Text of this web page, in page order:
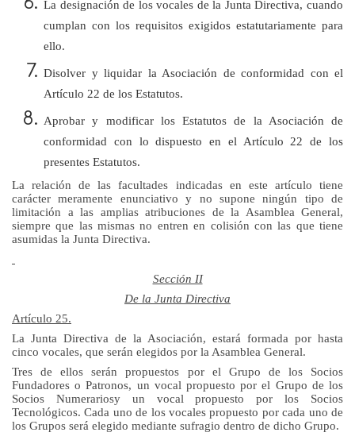
La designación de los vocales dela Junta Directiva, cuando
cumplan con los requisitos exigidos estatutariamente para
ello.
Disolver y liquidar la Asociación de conformidad con el
Artículo 22 de los Estatutos.
Aprobar y modificar los Estatutos de la Asociación de
conformidad con lo dispuesto en el Artículo 22 de los
presentes Estatutos.
La relación de las facultades indicadas en este artículo tiene
carácter meramente enunciativo y no supone ningún tipo de
limitación a las amplias atribuciones de la Asamblea General,
siempre que las mismas no entren en colisión con las que tiene
asumidas la Junta Directiva.
Sección II
De la Junta Directiva
Artículo 25.
La Junta Directiva de la Asociación, estará formada por hasta
cinco vocales, que serán elegidos por la Asamblea General.
Tres de ellos serán propuestos por el Grupo de los Socios
Fundadores o Patronos, un vocal propuesto por el Grupo de los
Socios Numerariosy un vocal propuesto por los Socios
Tecnológicos. Cada uno de los vocales propuesto por cada uno de
los Grupos será elegido mediante sufragio dentro de dicho Grupo.